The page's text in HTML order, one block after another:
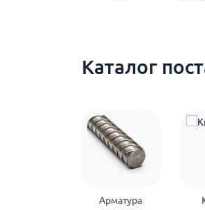
Каталог
Арматура